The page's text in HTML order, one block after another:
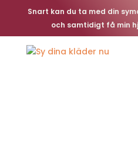
Snart kan du ta med din
och samtidigt få min